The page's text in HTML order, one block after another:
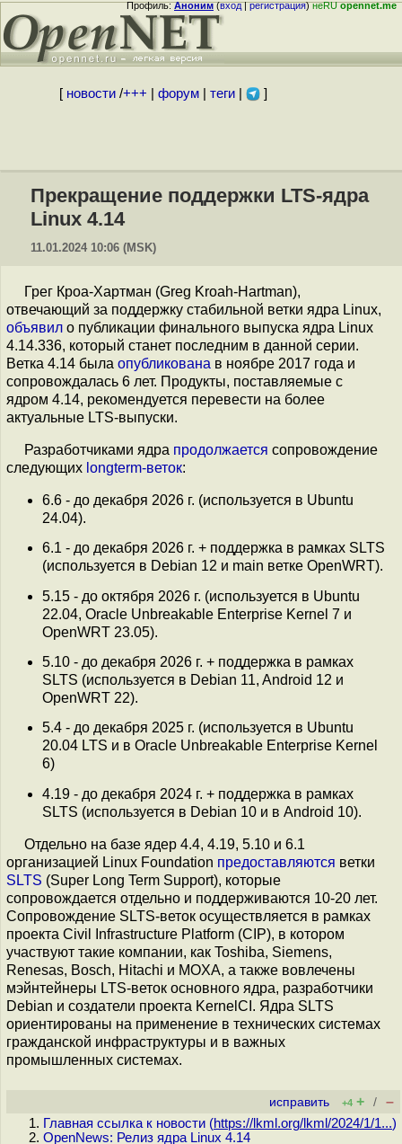
Профиль:Аноним(вход|регистрация)неRUopennet.me
[ новости/+++ форум| теги| ]
Прекращение поддержки LTS-ядра
Linux 4.14
11.01.2024 10:06 (MSK)
Грег Кроа-Хартман (Greg Kroah-Hartman),
отвечающий за поддержку стабильной ветки ядра Linux,
объявил о публикации финального выпуска ядра Linux
4.14.336, который станет последним в данной серии.
Ветка 4.14 была опубликована в ноябре 2017 года и
сопровождалась 6 лет. Продукты, поставляемые с
ядром 4.14, рекомендуется перевести на более
актуальные LTS-выпуски.
Разработчиками ядра продолжается сопровождение
следующих longterm-веток:
6.6 - до декабря 2026 г. (используется в Ubuntu
24.04).
6.1 - до декабря 2026 г. + поддержка в рамках SLTS
(используется в Debian 12 и main ветке OpenWRT).
5.15 - до октября 2026 г. (используется в Ubuntu
22.04, Oracle Unbreakable Enterprise Kernel 7 и
OpenWRT 23.05).
5.10 - до декабря 2026 г. + поддержка в рамках
SLTS (используется в Debian 11, Android 12 и
OpenWRT 22).
5.4 - до декабря 2025 г. (используется в Ubuntu
20.04 LTS и в Oracle Unbreakable Enterprise Kernel
6)
4.19 - до декабря 2024 г. + поддержка в рамках
SLTS (используется в Debian 10 и в Android 10).
Отдельно на базе ядер 4.4, 4.19, 5.10 и 6.1
организацией Linux Foundation предоставляются ветки
SLTS (Super Long Term Support), которые
сопровождается отдельно и поддерживаются 10-20 лет.
Сопровождение SLTS-веток осуществляется в рамках
проекта Civil Infrastructure Platform (CIP), в котором
участвуют такие компании, как Toshiba, Siemens,
Renesas, Bosch, Hitachi и MOXA, а также вовлечены
мэйнтейнеры LTS-веток основного ядра, разработчики
Debian и создатели проекта KernelCI. Ядра SLTS
ориентированы на применение в технических системах
гражданской инфраструктуры и в важных
промышленных системах.
исправить +4 + / –
Главная ссылка к новости (https://lkml.org/lkml/2024/1/1...)
OpenNews: Релиз ядра Linux 4.14